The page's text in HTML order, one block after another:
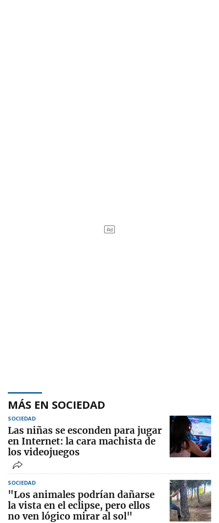
MÁS EN SOCIEDAD
SOCIEDAD
Las niñas se esconden para jugar
en Internet: la cara machista de
los videojuegos
SOCIEDAD
"Los animales podrían dañarse
la vista en el eclipse, pero ellos
no ven lógico mirar al sol"